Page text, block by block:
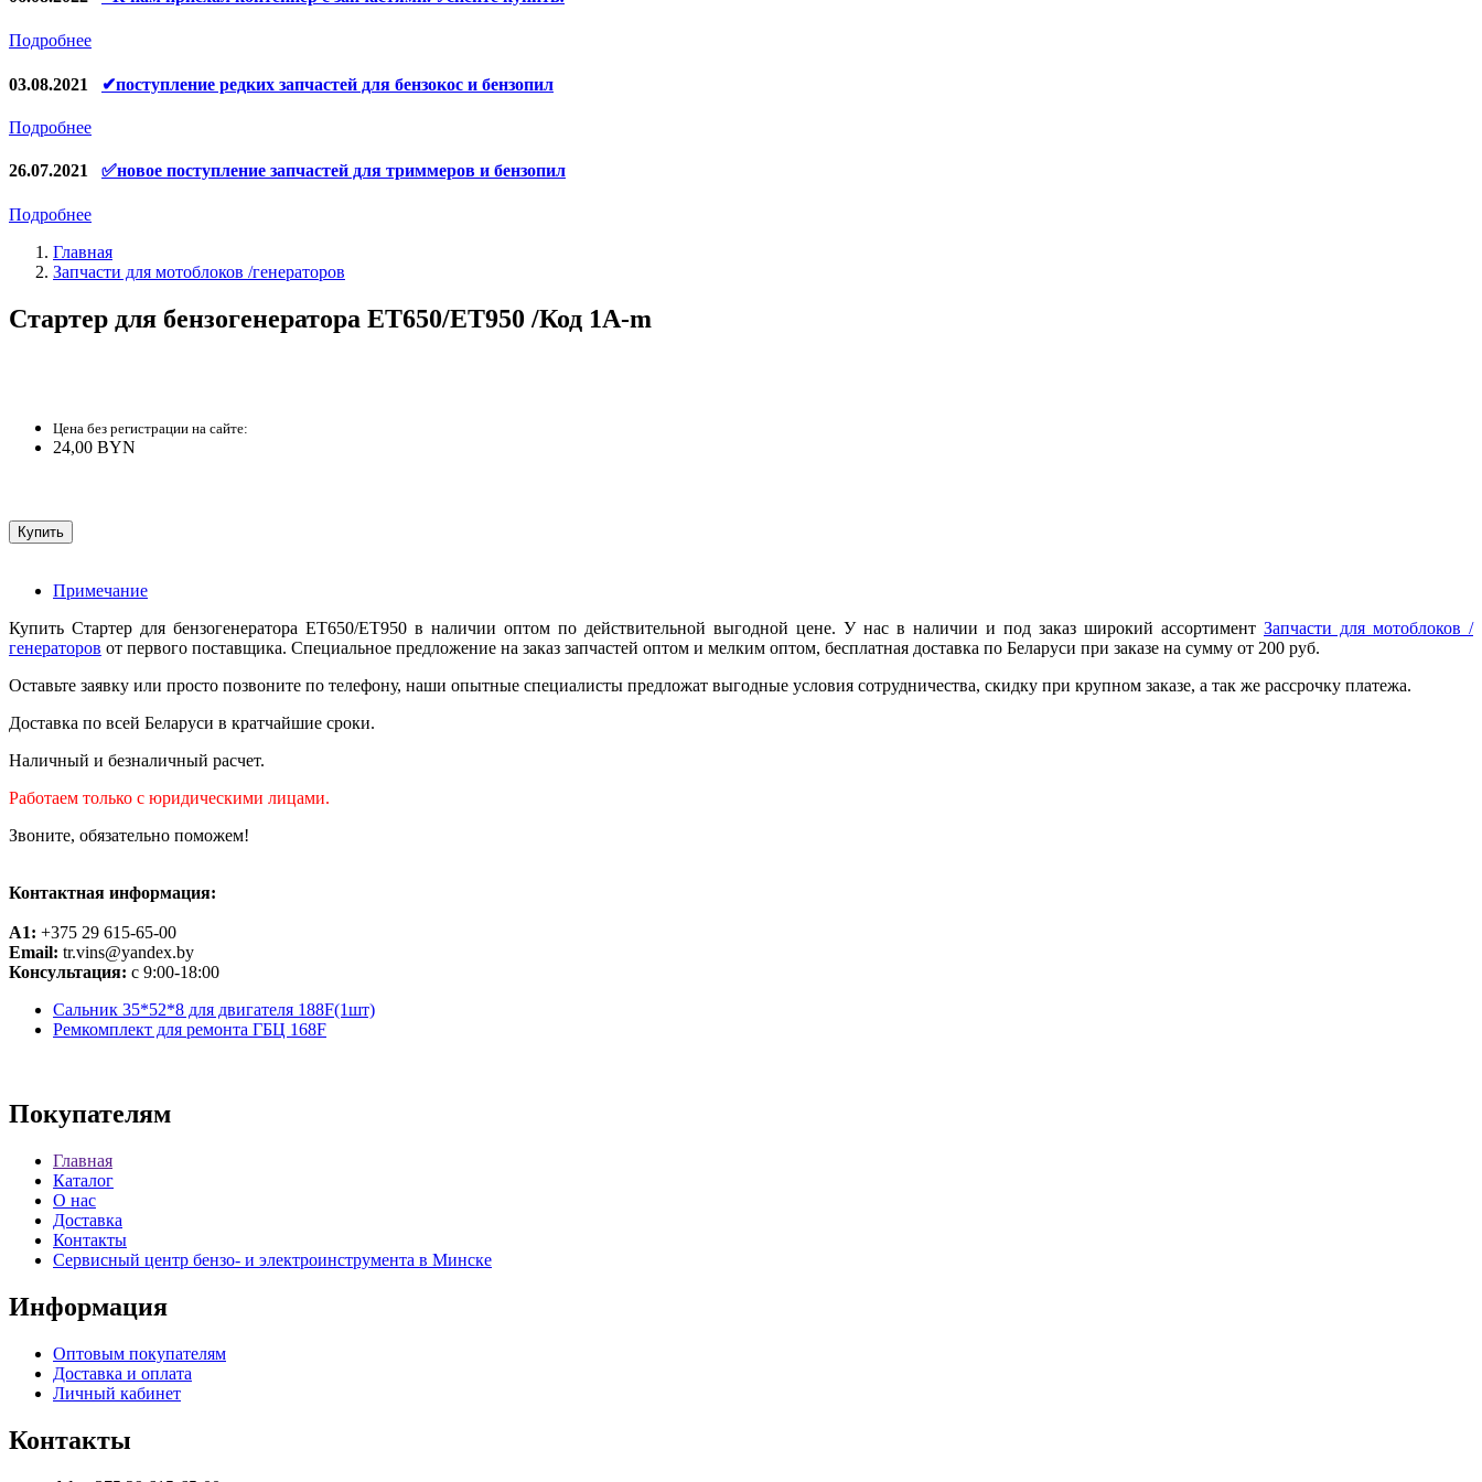
Якоря, статоры
Ремни для электроинструмента
Подробнее
03.08.2021 ✔поступление редких запчастей для бензокос и бензопил
Подробнее
26.07.2021 ✅новое поступление запчастей для триммеров и бензопил
Подробнее
Главная
Запчасти для мотоблоков /генераторов
Стартер для бензогенератора ET650/ET950 /Код 1A-m
Цена без регистрации на сайте:
24,00 BYN
Примечание
Купить Стартер для бензогенератора ET650/ET950 в наличии оптом по действительной выгодной цене. У нас в наличии и под заказ широкий ассортимент Запчасти для мотоблоков /
генераторов от первого поставщика. Специальное предложение на заказ запчастей оптом и мелким оптом, бесплатная доставка по Беларуси при заказе на сумму от 200 руб.
Оставьте заявку или просто позвоните по телефону, наши опытные специалисты предложат выгодные условия сотрудничества, скидку при крупном заказе, а так же рассрочку платежа.
Доставка по всей Беларуси в кратчайшие сроки.
Наличный и безналичный расчет.
Работаем только с юридическими лицами.
Звоните, обязательно поможем!
Контактная информация:
A1: +375 29 615-65-00
Email: tr.vins@yandex.by
Консультация: с 9:00-18:00
Сальник 35*52*8 для двигателя 188F(1шт)
Ремкомплект для ремонта ГБЦ 168F
Покупателям
Главная
Каталог
О нас
Доставка
Контакты
Сервисный центр бензо- и электроинструмента в Минске
Информация
Оптовым покупателям
Доставка и оплата
Личный кабинет
Контакты